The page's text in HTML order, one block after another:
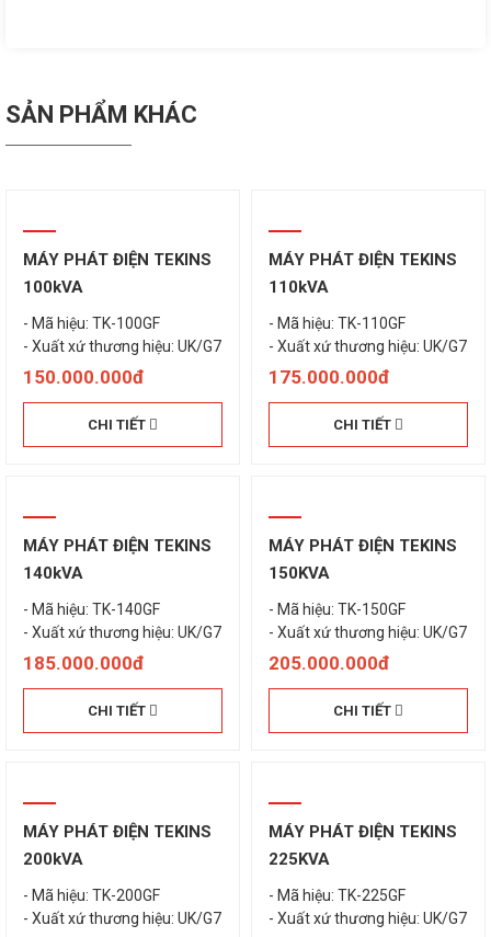
SẢN PHẨM KHÁC
MÁY PHÁT ĐIỆN TEKINS
100kVA
- Mã hiệu: TK-100GF
- Xuất xứ thương hiệu: UK/G7
150.000.000đ
CHI TIẾT
MÁY PHÁT ĐIỆN TEKINS
110kVA
- Mã hiệu: TK-110GF
- Xuất xứ thương hiệu: UK/G7
175.000.000đ
CHI TIẾT
MÁY PHÁT ĐIỆN TEKINS
140kVA
- Mã hiệu: TK-140GF
- Xuất xứ thương hiệu: UK/G7
185.000.000đ
CHI TIẾT
MÁY PHÁT ĐIỆN TEKINS
150KVA
- Mã hiệu: TK-150GF
205.000.000đ
CHI TIẾT
MÁY PHÁT ĐIỆN TEKINS
200kVA
- Mã hiệu: TK-200GF
MÁY PHÁT ĐIỆN TEKINS
225KVA
- Mã hiệu: TK-225GF